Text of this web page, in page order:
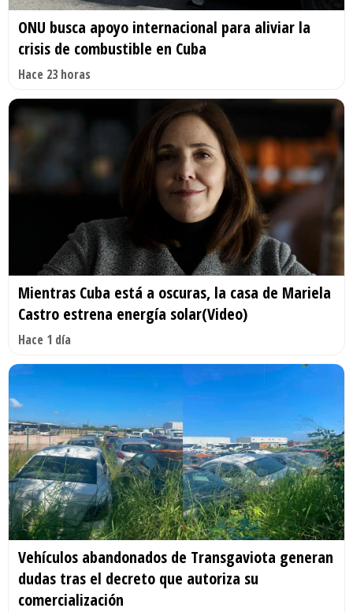
ONU busca apoyo internacional para aliviar la
crisis de combustible en Cuba
Hace 23 horas
Mientras Cuba está a oscuras, la casa de Mariela
Castro estrena energía solar(Video)
Hace 1 día
Vehículos abandonados de Transgaviota generan
dudas tras el decreto que autoriza su
comercialización